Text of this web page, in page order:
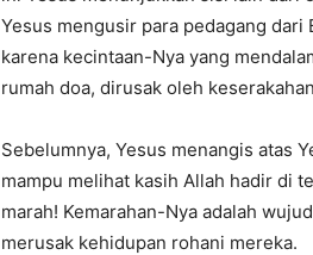
Yesus mengusir para pedagang dari
karena kecintaan-Nya yang
rumah doa, dirusak oleh
Sebelumnya, Yesus menangis atas
mampu melihat kasih Allah hadir di
marah! Kemarahan-Nya adalah
merusak kehidupan rohani mereka.